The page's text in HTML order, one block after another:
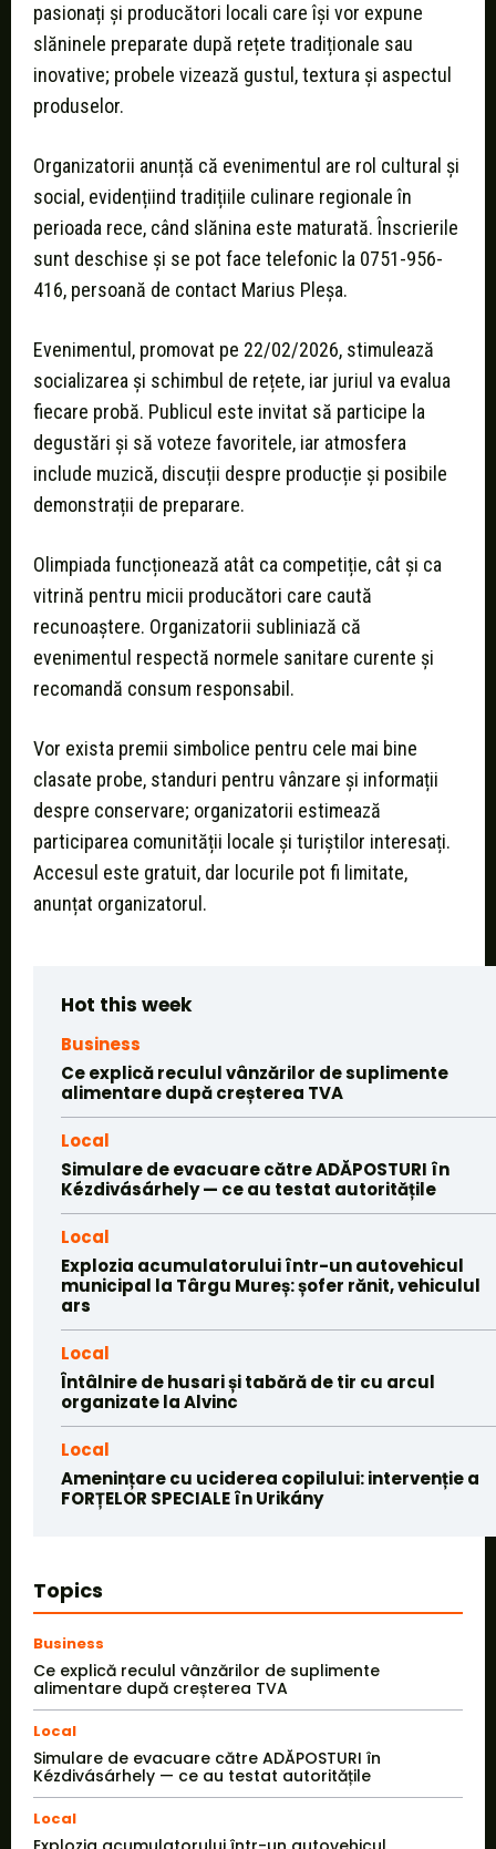
pasionați și producători locali care își vor expune
slăninele preparate după rețete tradiționale sau
inovative; probele vizează gustul, textura și aspectul
produselor.
Organizatorii anunță că evenimentul are rol cultural și
social, evidențiind tradițiile culinare regionale în
perioada rece, când slănina este maturată. Înscrierile
sunt deschise și se pot face telefonic la 0751-956-
416, persoană de contact Marius Pleșa.
Evenimentul, promovat pe 22/02/2026, stimulează
socializarea și schimbul de rețete, iar juriul va evalua
fiecare probă. Publicul este invitat să participe la
degustări și să voteze favoritele, iar atmosfera
include muzică, discuții despre producție și posibile
demonstrații de preparare.
Olimpiada funcționează atât ca competiție, cât și ca
vitrină pentru micii producători care caută
recunoaștere. Organizatorii subliniază că
evenimentul respectă normele sanitare curente și
recomandă consum responsabil.
Vor exista premii simbolice pentru cele mai bine
clasate probe, standuri pentru vânzare și informații
despre conservare; organizatorii estimează
participarea comunității locale și turiștilor interesați.
Accesul este gratuit, dar locurile pot fi limitate,
anunțat organizatorul.
Hot this week
Business
Ce explică reculul vânzărilor de suplimente
alimentare după creșterea TVA
Local
Simulare de evacuare către ADĂPOSTURI în
Kézdivásárhely — ce au testat autoritățile
Local
Explozia acumulatorului într-un autovehicul
municipal la Târgu Mureș: șofer rănit, vehiculul
ars
Local
Întâlnire de husari și tabără de tir cu arcul
organizate la Alvinc
Local
Amenințare cu uciderea copilului: intervenție a
FORȚELOR SPECIALE în Urikány
Topics
Business
Ce explică reculul vânzărilor de suplimente
alimentare după creșterea TVA
Local
Simulare de evacuare către ADĂPOSTURI în
Kézdivásárhely — ce au testat autoritățile
Local